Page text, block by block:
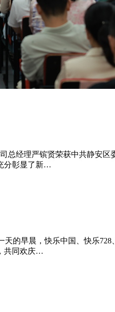
经理严镔贤荣获中共静安
分彰显了新…
的早晨，快乐中国、快乐
共同欢庆…